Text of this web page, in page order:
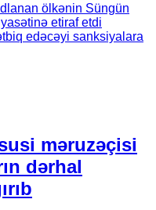
ölkənin Süngün
etiraf etdi
edəcəyi sanksiyalara
məruzəçisi
dərhal